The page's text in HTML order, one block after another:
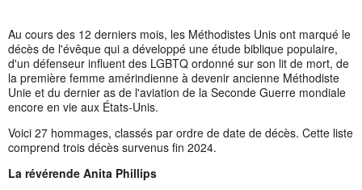
Au cours des 12 derniers mois, les Méthodistes Unis ont marqué le
décès de l'évêque qui a développé une étude biblique populaire,
d'un défenseur influent des LGBTQ ordonné sur son lit de mort, de
la première femme amérindienne à devenir ancienne Méthodiste
Unie et du dernier as de l'aviation de la Seconde Guerre mondiale
encore en vie aux États-Unis.
Voici 27 hommages, classés par ordre de date de décès. Cette liste
comprend trois décès survenus fin 2024.
La révérende Anita Phillips